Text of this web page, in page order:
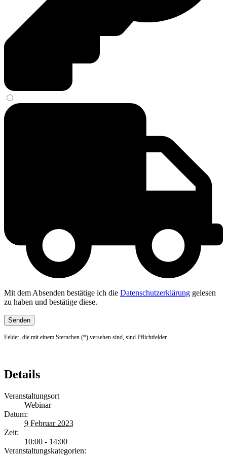
Mit dem Absenden bestätige ich die Datenschutzerklärung gelesen
zu haben und bestätige diese.
Felder, die mit einem Sternchen (*) versehen sind, sind Pflichtfelder.
Details
Veranstaltungsort
Webinar
Datum:
9 Februar 2023
Zeit:
10:00 - 14:00
Veranstaltungskategorien: